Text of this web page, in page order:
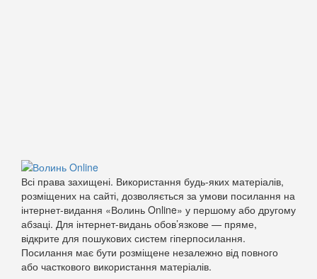
Всі права захищені. Використання будь-яких матеріалів,
розміщених на сайті, дозволяється за умови посилання на
інтернет-видання «Волинь Online» у першому або другому
абзаці. Для інтернет-видань обов’язкове — пряме,
відкрите для пошукових систем гіперпосилання.
Посилання має бути розміщене незалежно від повного
або часткового використання матеріалів.